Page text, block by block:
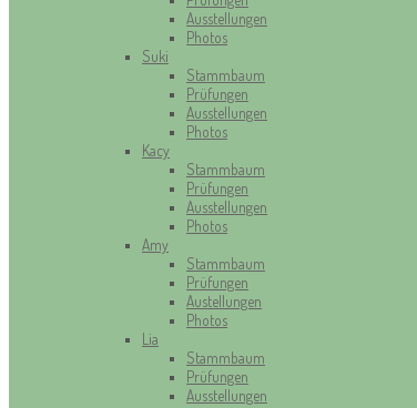
Ausstellungen
Photos
Suki
Stammbaum
Prüfungen
Ausstellungen
Photos
Kacy
Stammbaum
Prüfungen
Ausstellungen
Photos
Amy
Stammbaum
Prüfungen
Austellungen
Photos
Lia
Stammbaum
Prüfungen
Ausstellungen